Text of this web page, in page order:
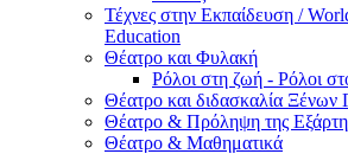
Τέχνες στην Εκπαίδευση /
Education
Θέατρο και Φυλακή
Ρόλοι στη ζωή - Ρόλοι
Θέατρο και διδασκαλία
Θέατρο & Πρόληψη της
Θέατρο & Μαθηματικά